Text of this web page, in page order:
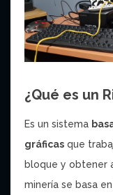
¿Qué es un
Es un sistema
gráficas que
bloque y obtener
minería se basa